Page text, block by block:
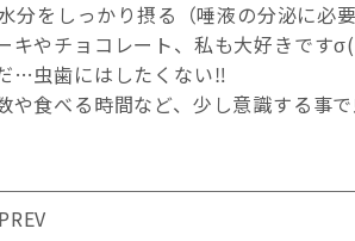
分をしっかり摂る（唾液の分泌に必要
キやチョコレート、私も大好きです
…虫歯にはしたくない‼︎
や食べる時間など、少し意識する事
PREV